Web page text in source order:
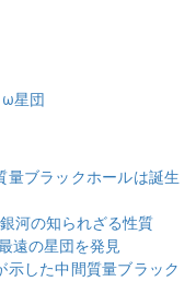
ω星団
ブラックホールは誕生
河の知られざる性質
遠の星団を発見
した中間質量ブラック